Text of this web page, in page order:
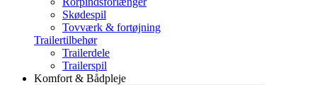
Skødespil
Tovværk & fortøjning
Trailertilbehør
Trailerdele
Trailerspil
Komfort & Bådpleje